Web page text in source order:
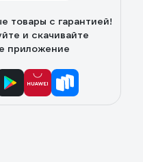
товары с гарантией!
и скачивайте
приложение